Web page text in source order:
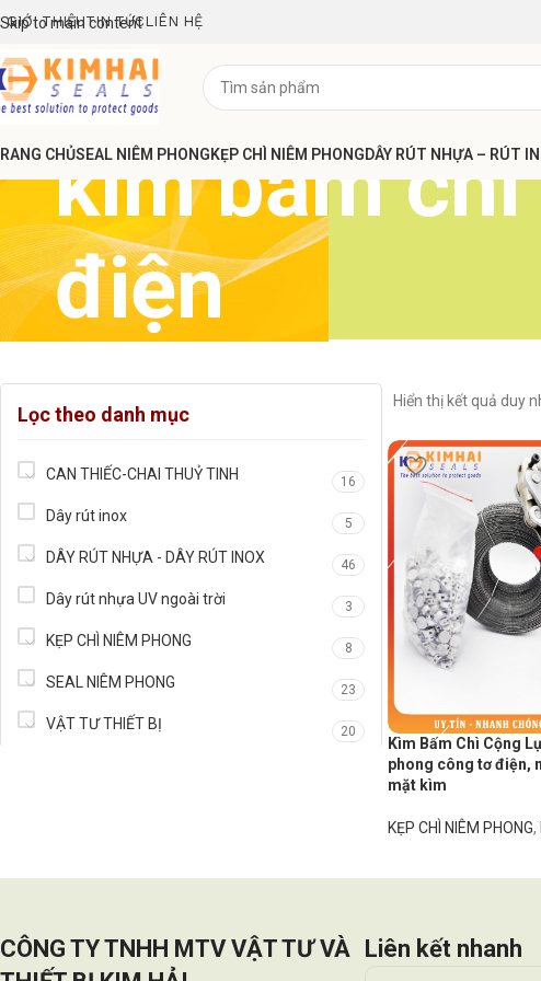
Skip to main content
GIỚI THIỆUTIN TỨC LIÊN HỆ
CHỦSEAL NIÊM PHONGKẸP CHÌ NIÊM PHONGDÂY RÚT NHỰA – RÚT
kìm bấm
điện
Lọc theo danh mục
CAN THIẾC-CHAI THUỶ TINH 16
Dây rút inox 5
DÂY RÚT NHỰA - DÂY RÚT INOX 46
Dây rút nhựa UV ngoài trời 3
KẸP CHÌ NIÊM PHONG 8
SEAL NIÊM PHONG 23
VẬT TƯ THIẾT BỊ 20
Hiển thị kết quả duy
Kìm Bấm Chì Cộng
phong công tơ điện,
mặt kìm
KẸP CHÌ NIÊM PHONG,
CÔNG TY TNHH MTV VẬT TƯ VÀ
Liên kết nhanh